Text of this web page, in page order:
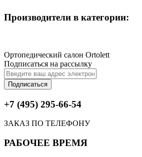
Производители в категории:
Ортопедический салон Ortolett
Подписаться на рассылку
Подписаться
+7 (495) 295-66-54
ЗАКАЗ ПО ТЕЛЕФОНУ
РАБОЧЕЕ ВРЕМЯ